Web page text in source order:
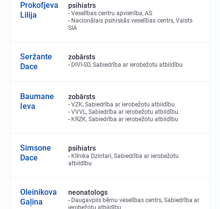
Prokofjeva
Lilija
psihiatrs
Veselības centru apvienība, AS
Nacionālais psihiskās veselības centrs, Valsts
SIA
Seržante
Dace
zobārsts
DIVI-SD, Sabiedrība ar ierobežotu atbildību
Baumane
Ieva
zobārsts
VZK, Sabiedrība ar ierobežotu atbildību
VVVL, Sabiedrība ar ierobežotu atbildību
KRZK, Sabiedrība ar ierobežotu atbildību
Simsone
Dace
psihiatrs
Klīnika Dzintari, Sabiedrība ar ierobežotu
atbildību
Oleinikova
Gaļina
neonatologs
Daugavpils bērnu veselības centrs, Sabiedrība ar
ierobežotu atbildību